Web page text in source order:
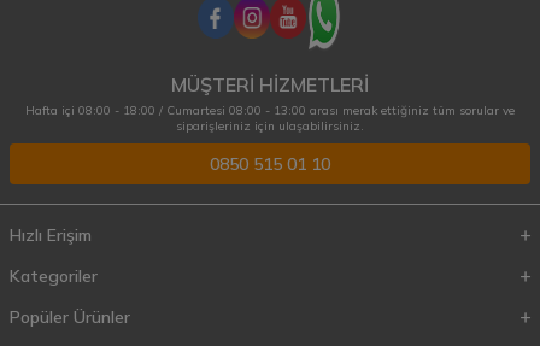
MÜŞTERİ HİZMETLERİ
Hafta içi 08:00 - 18:00 / Cumartesi 08:00 - 13:00 arası merak ettiğiniz tüm sorular ve
siparişleriniz için ulaşabilirsiniz.
0850 515 01 10
Hızlı Erişim
Kategoriler
Popüler Ürünler